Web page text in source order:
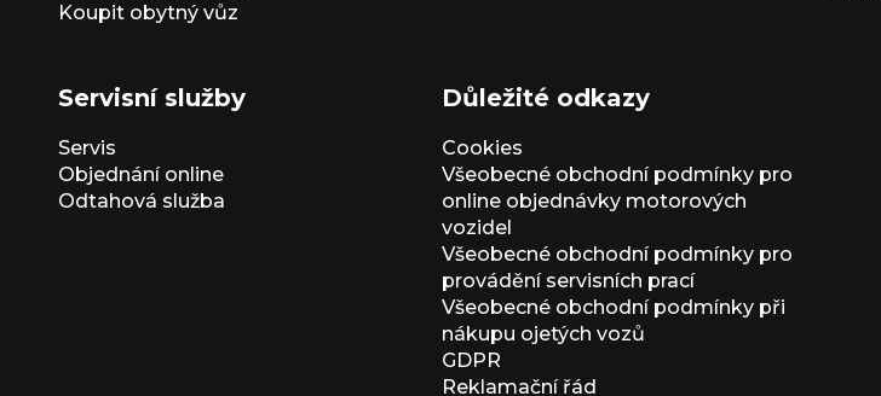
Koupit obytný vůz
Servisní služby
Servis
Objednání online
Odtahová služba
Důležité odkazy
Cookies
Všeobecné obchodní podmínky pro
online objednávky motorových
vozidel
Všeobecné obchodní podmínky pro
provádění servisních prací
Všeobecné obchodní podmínky při
nákupu ojetých vozů
GDPR
Reklamační řád